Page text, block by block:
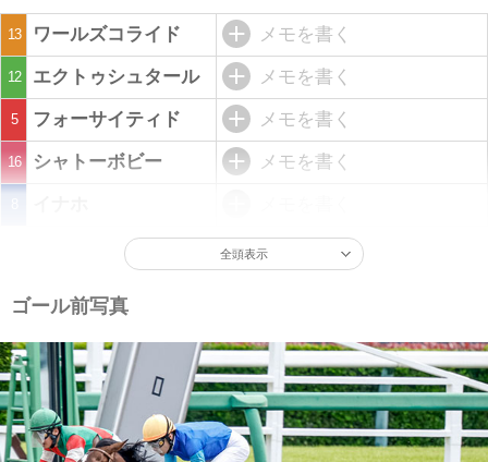
13 ワールズコライド メモを書く
12 エクトゥシュタール メモを書く
5 フォーサイティド メモを書く
16 シャトーボビー メモを書く
全頭表示
ゴール前写真